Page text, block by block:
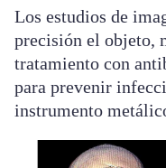
Los estudios de
precisión el objeto,
tratamiento con
para prevenir
instrumento